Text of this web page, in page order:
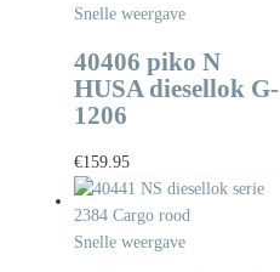
Snelle weergave
40406 piko N
HUSA diesellok G-
1206
€159.95
Snelle weergave